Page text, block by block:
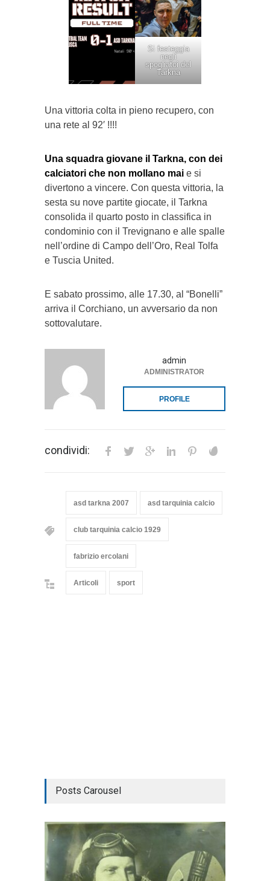
Si festeggia
negli
spogliatoi del
Tarkna
Una vittoria colta in pieno recupero, con
una rete al 92′ !!!!
Una squadra giovane il Tarkna, con dei
calciatori che non mollano mai e si
divertono a vincere. Con questa vittoria, la
sesta su nove partite giocate, il Tarkna
consolida il quarto posto in classifica in
condominio con il Trevignano e alle spalle
nell’ordine di Campo dell’Oro, Real Tolfa
e Tuscia United.
E sabato prossimo, alle 17.30, al “Bonelli”
arriva il Corchiano, un avversario da non
sottovalutare.
admin
ADMINISTRATOR
PROFILE
condividi:
asd tarkna 2007 asd tarquinia calcio
club tarquinia calcio 1929
fabrizio ercolani
Articoli sport
Posts Carousel